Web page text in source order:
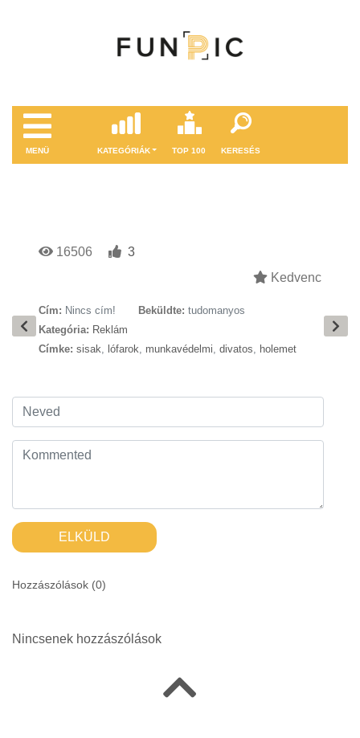
MENÜ KATEGÓRIÁK TOP 100 KERESÉS
16506
3
Kedvenc
Cím: Nincs cím! Beküldte: tudomanyos
Kategória: Reklám
Címke: sisak, lófarok, munkavédelmi, divatos, holemet
ELKÜLD
Hozzászólások (0)
Nincsenek hozzászólások